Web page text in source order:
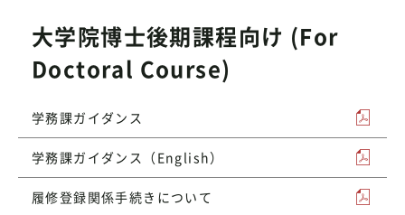
大学院博士後期課程向け (For
Doctoral Course)
学務課ガイダンス
学務課ガイダンス（English）
履修登録関係手続きについて